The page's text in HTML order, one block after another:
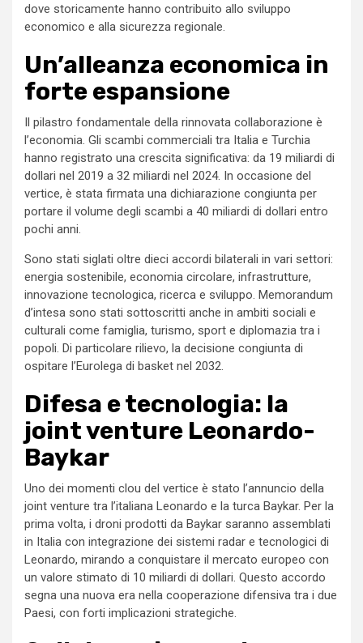
dove storicamente hanno contribuito allo sviluppo
economico e alla sicurezza regionale.
Un’alleanza economica in
forte espansione
Il pilastro fondamentale della rinnovata collaborazione è
l’economia. Gli scambi commerciali tra Italia e Turchia
hanno registrato una crescita significativa: da 19 miliardi di
dollari nel 2019 a 32 miliardi nel 2024. In occasione del
vertice, è stata firmata una dichiarazione congiunta per
portare il volume degli scambi a 40 miliardi di dollari entro
pochi anni.
Sono stati siglati oltre dieci accordi bilaterali in vari settori:
energia sostenibile, economia circolare, infrastrutture,
innovazione tecnologica, ricerca e sviluppo. Memorandum
d’intesa sono stati sottoscritti anche in ambiti sociali e
culturali come famiglia, turismo, sport e diplomazia tra i
popoli. Di particolare rilievo, la decisione congiunta di
ospitare l’Eurolega di basket nel 2032.
Difesa e tecnologia: la
joint venture Leonardo-
Baykar
Uno dei momenti clou del vertice è stato l’annuncio della
joint venture tra l’italiana Leonardo e la turca Baykar. Per la
prima volta, i droni prodotti da Baykar saranno assemblati
in Italia con integrazione dei sistemi radar e tecnologici di
Leonardo, mirando a conquistare il mercato europeo con
un valore stimato di 10 miliardi di dollari. Questo accordo
segna una nuova era nella cooperazione difensiva tra i due
Paesi, con forti implicazioni strategiche.